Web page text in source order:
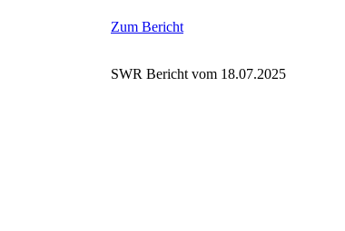
Zum Bericht
SWR Bericht vom 18.07.2025